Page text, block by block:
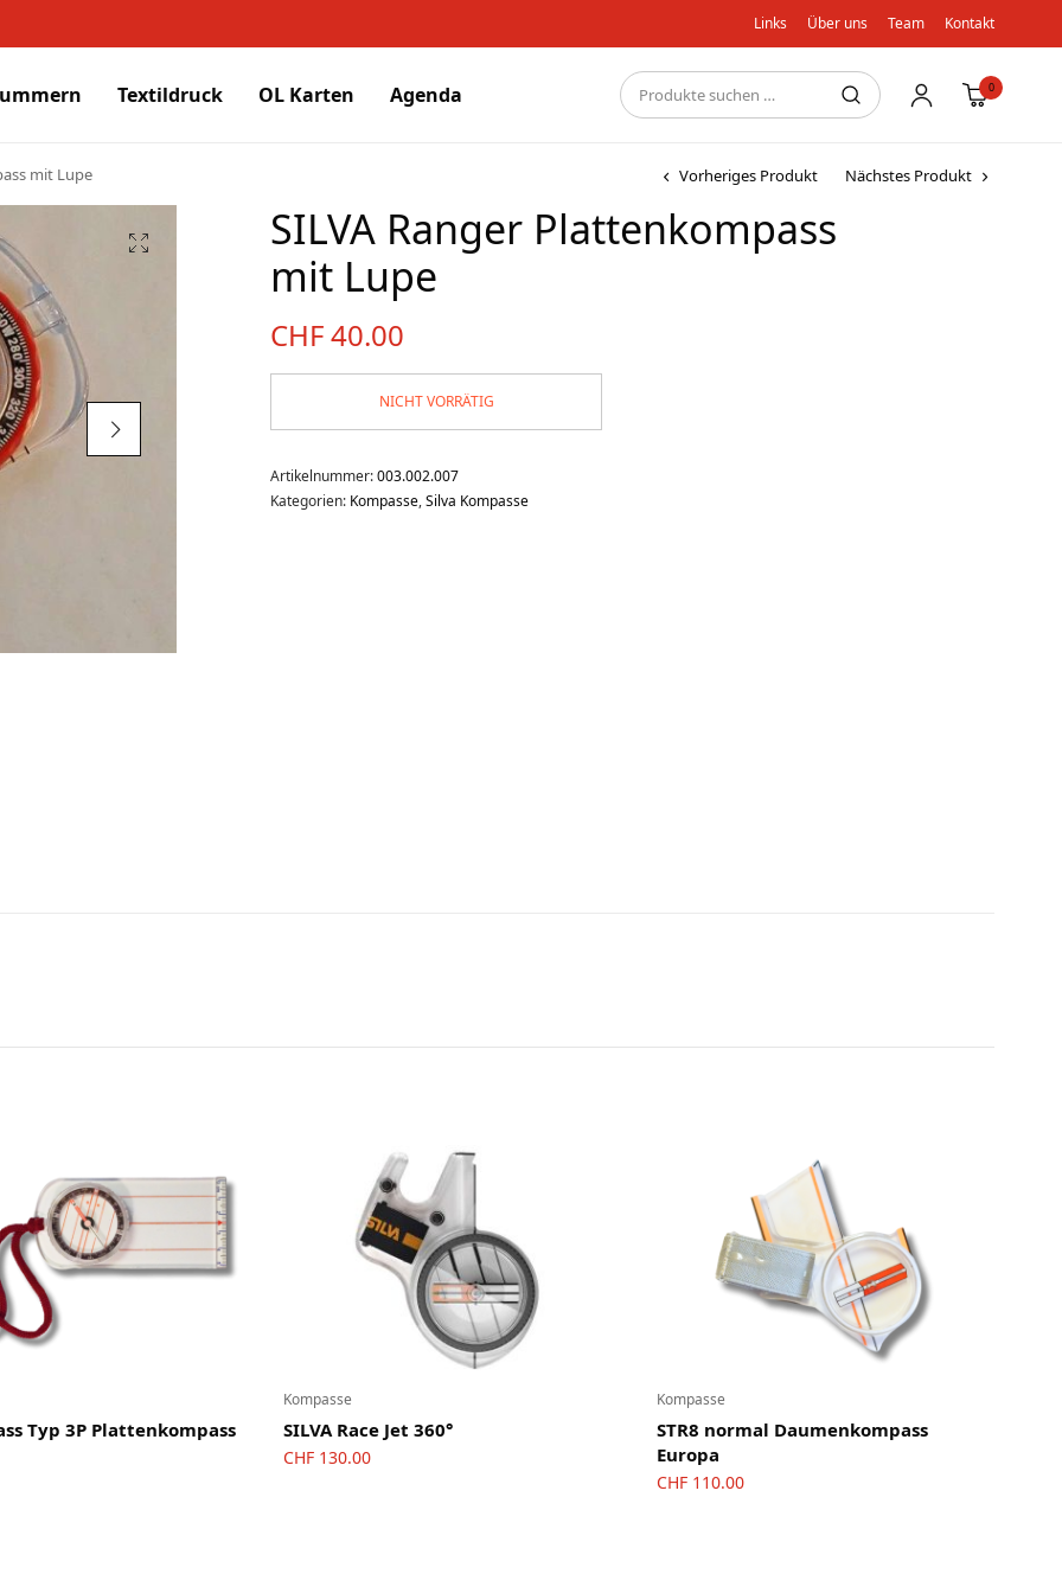
Links Über uns Team Kontakt
Textildruck OL Karten Agenda 0
mit Lupe Vorheriges Produkt Nächstes Produkt
SILVA Ranger Plattenkompass
mit Lupe
CHF40.00
NICHT VORRÄTIG
Artikelnummer:003.002.007
Kategorien: Kompasse,Silva Kompasse
Typ 3P Plattenkompass
Kompasse
SILVA Race Jet 360°
CHF 130.00
Kompasse
STR8 normal Daumenkompass
Europa
CHF 110.00